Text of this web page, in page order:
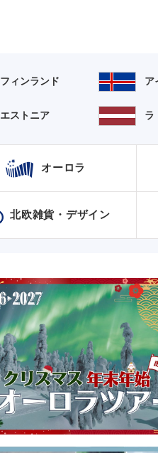
フィンランド ア
エストニア ラ
オーロラ
北欧雑貨・デザイン